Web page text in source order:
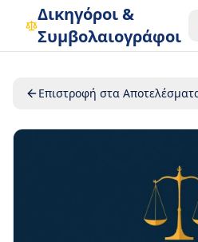
Δικηγόροι &
Συμβολαιογράφοι
Επιστροφή στα